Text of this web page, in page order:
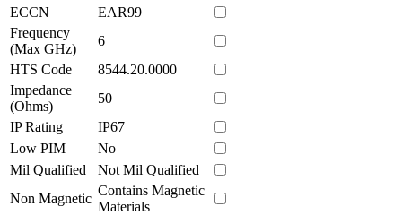
ECCN
EAR99
Frequency
(Max GHz)
6
HTS Code
8544.20.0000
Impedance
(Ohms)
50
IP Rating
IP67
Low PIM
No
Mil Qualified
Not Mil Qualified
Non Magnetic
Contains Magnetic
Materials